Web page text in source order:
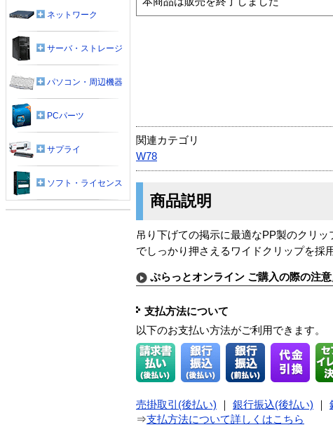
関連カテゴリ
W78
商品説明
吊り下げての掲示に最適なPP製のクリ
でしっかり押さえるワイドクリップを採
ぷらっとオンライン ご購入の際の注
支払方法について
以下のお支払い方法がご利用できます。
売掛取引(後払い) 銀行振込(後払い)
⇒支払方法について詳しくはこちら
ネットワーク
サーバ・ストレージ
パソコン・周辺機器
PCパーツ
サプライ
ソフト・ライセンス